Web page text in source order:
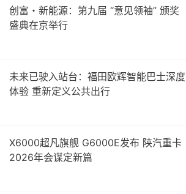
创富・新能源：第九届 “意见领袖” 颁奖
盛典在京举行
未来已驶入站台：福田欧辉智能巴士深度
体验 重新定义公共出行
X6000超凡旗舰 G6000E发布 陕汽重卡
2026年会谋定新篇